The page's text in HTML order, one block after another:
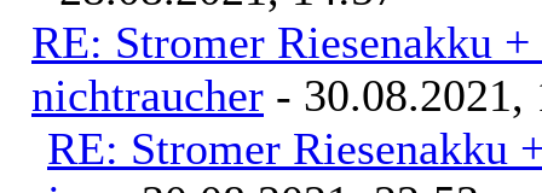
RE: Stromer Riesenakku
nichtraucher - 30.08.2021,
RE: Stromer Riesenakku